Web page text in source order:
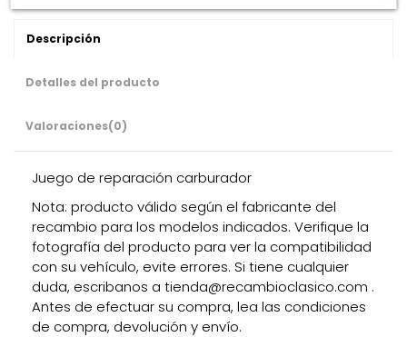
Descripción
Detalles del producto
Valoraciones(0)
Juego de reparación carburador
Nota: producto válido según el fabricante del
recambio para los modelos indicados. Verifique la
fotografía del producto para ver la compatibilidad
con su vehículo, evite errores. Si tiene cualquier
duda, escribanos a tienda@recambioclasico.com .
Antes de efectuar su compra, lea las condiciones
de compra, devolución y envío.